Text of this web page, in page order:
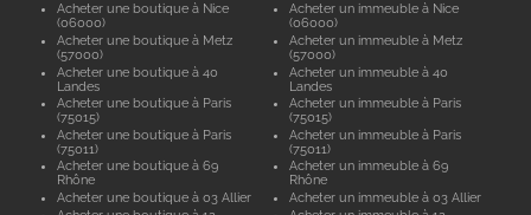
Acheter une boutique à Nice
(06000)
Acheter une boutique à Metz
(57000)
Acheter une boutique à 40
Landes
Acheter une boutique à Paris
(75015)
Acheter une boutique à Paris
(75011)
Acheter une boutique à 69
Rhône
Acheter une boutique à 03 Allier
Acheter un immeuble à Nice
(06000)
Acheter un immeuble à Metz
(57000)
Acheter un immeuble à 40
Landes
Acheter un immeuble à Paris
(75015)
Acheter un immeuble à Paris
(75011)
Acheter un immeuble à 69
Rhône
Acheter un immeuble à 03 Allier